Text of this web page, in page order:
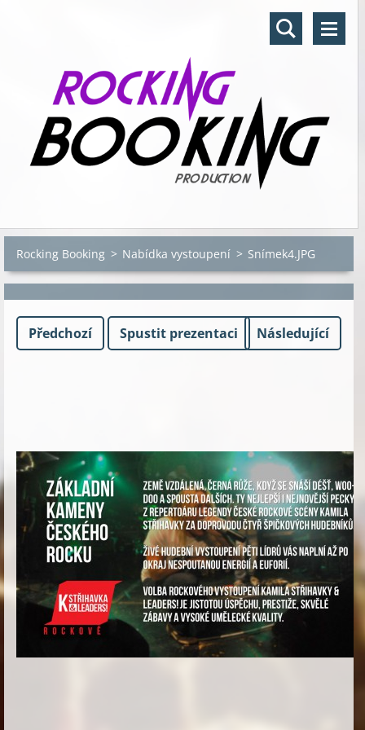
Rocking Booking > Nabídka vystoupení > Snímek4.JPG
Předchozí Spustit prezentaci Následující